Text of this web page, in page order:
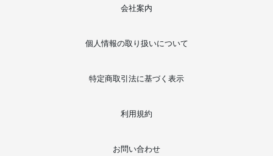
会社案内
個人情報の取り扱いについて
特定商取引法に基づく表示
利用規約
お問い合わせ